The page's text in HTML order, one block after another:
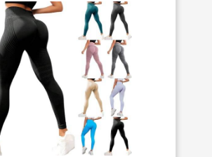
femmes sont aussi doux que
du beurre, offrant un niveau
de confort inégalé. La texture
lisse vous donnera
l'impression de porter une
deuxième peau, permettant un
mouvement sans restriction,
sans être transparent. TAILLE
HAUTE - La large bande de
taille offre un contrôle du
ventre et un aspect élancé,
aide à aplatir le ventre et à
accentuer la taille, tandis que
le style taille haute allonge les
jambes et améliore votre